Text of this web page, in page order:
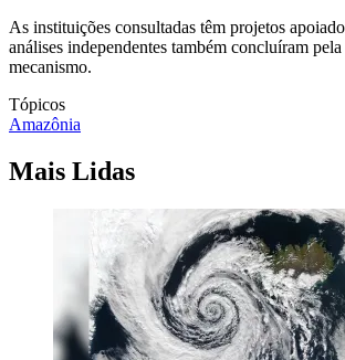
As instituições consultadas têm projetos
análises independentes também concluíram
mecanismo.
Tópicos
Amazônia
Mais Lidas